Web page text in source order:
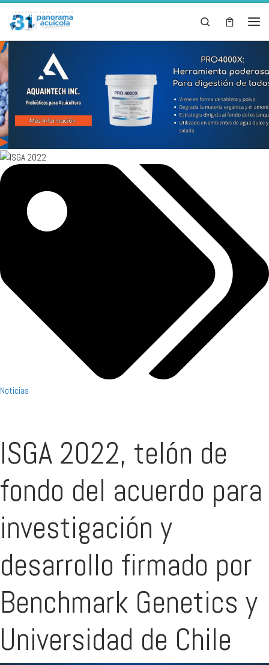
Skip to content
Search
Noticias
ISGA 2022, telón de
fondo del acuerdo para
investigación y
desarrollo firmado por
Benchmark Genetics y
Universidad de Chile